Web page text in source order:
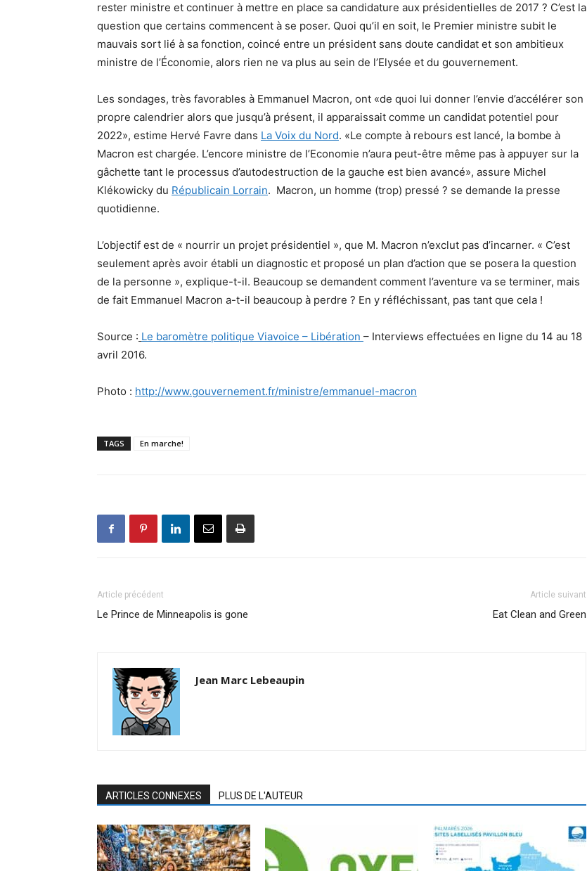
rester ministre et continuer à mettre en place sa candidature aux présidentielles de 2017 ? C’est la
question que certains commencent à se poser. Quoi qu’il en soit, le Premier ministre subit le
mauvais sort lié à sa fonction, coincé entre un président sans doute candidat et son ambitieux
ministre de l’Économie, alors rien ne va plus au sein de l’Elysée et du gouvernement.
Les sondages, très favorables à Emmanuel Macron, ont «de quoi lui donner l’envie d’accélérer son
propre calendrier alors que jusqu’à présent, il apparaissait comme un candidat potentiel pour
2022», estime Hervé Favre dans La Voix du Nord. «Le compte à rebours est lancé, la bombe à
Macron est chargée. L’encore ministre de l’Economie n’aura peut-être même pas à appuyer sur la
gâchette tant le processus d’autodestruction de la gauche est bien avancé», assure Michel
Klékowicky du Républicain Lorrain. Macron, un homme (trop) pressé ? se demande la presse
quotidienne.
L’objectif est de « nourrir un projet présidentiel », que M. Macron n’exclut pas d’incarner. « C’est
seulement après avoir établi un diagnostic et proposé un plan d’action que se posera la question
de la personne », explique-t-il. Beaucoup se demandent comment l’aventure va se terminer, mais
de fait Emmanuel Macron a-t-il beaucoup à perdre ? En y réfléchissant, pas tant que cela !
Source : Le baromètre politique Viavoice – Libération – Interviews effectuées en ligne du 14 au 18
avril 2016.
Photo : http://www.gouvernement.fr/ministre/emmanuel-macron
TAGS En marche!
Article précédent
Le Prince de Minneapolis is gone
Article suivant
Eat Clean and Green
Jean Marc Lebeaupin
ARTICLES CONNEXES PLUS DE L'AUTEUR